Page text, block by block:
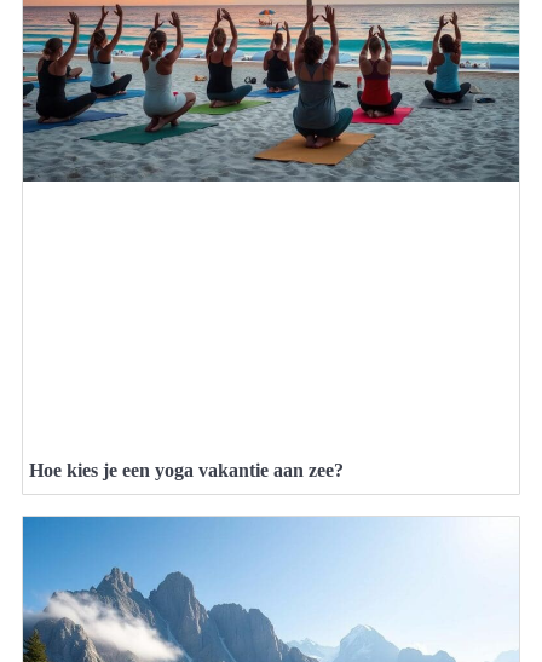
Hoe kies je een yoga vakantie aan zee?